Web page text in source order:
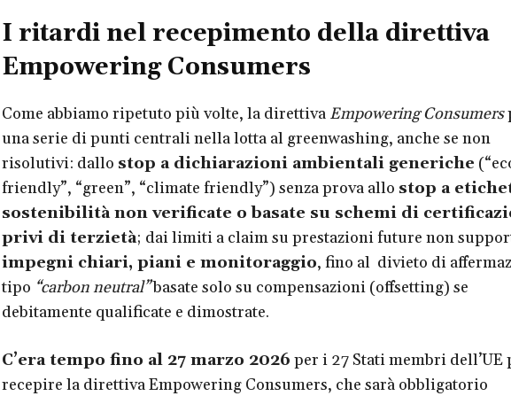
I ritardi nel recepimento della direttiva
Empowering Consumers
Come abbiamo ripetuto più volte, la direttiva Empowering Consumers
una serie di punti centrali nella lotta al greenwashing, anche se non
risolutivi: dallo stop a dichiarazioni ambientali generiche
friendly”, “green”, “climate friendly”) senza prova allo stop a
sostenibilità non verificate o basate su schemi di
privi di terzietà; dai limiti a claim su prestazioni future non
impegni chiari, piani e monitoraggio, fino al divieto di
tipo “carbon neutral”basate solo su compensazioni (offsetting) se
debitamente qualificate e dimostrate.
C’era tempo fino al 27 marzo 2026 per i 27 Stati membri dell’UE
recepire la direttiva Empowering Consumers, che sarà obbligatorio